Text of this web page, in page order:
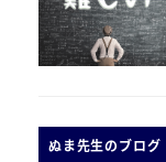
ぬま先生のブログ